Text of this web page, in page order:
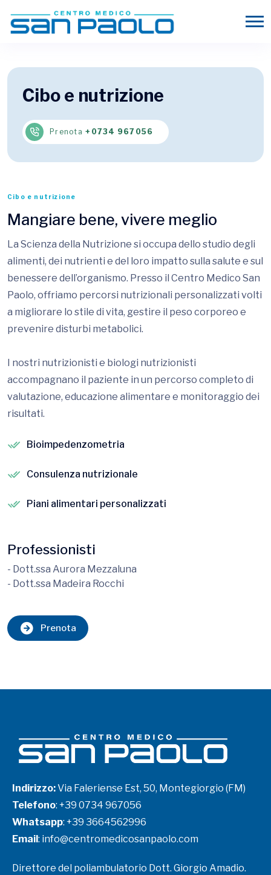
Cibo e nutrizione
Prenota+0734 967056
Cibo e nutrizione
Mangiare bene, vivere meglio
La Scienza della Nutrizione si occupa dello studio degli
alimenti, dei nutrienti e del loro impatto sulla salute e sul
benessere dell’organismo. Presso il Centro Medico San
Paolo, offriamo percorsi nutrizionali personalizzati volti
a migliorare lo stile di vita, gestire il peso corporeo e
prevenire disturbi metabolici.
I nostri nutrizionisti e biologi nutrizionisti
accompagnano il paziente in un percorso completo di
valutazione, educazione alimentare e monitoraggio dei
risultati.
Bioimpedenzometria
Consulenza nutrizionale
Piani alimentari personalizzati
Professionisti
- Dott.ssa Aurora Mezzaluna
- Dott.ssa Madeira Rocchi
Prenota
Indirizzo:Via Faleriense Est, 50, Montegiorgio (FM)
Telefono: +39 0734 967056
Whatsapp: +39 3664562996
Email: info@centromedicosanpaolo.com
Direttore del poliambulatorio Dott. Giorgio Amadio.